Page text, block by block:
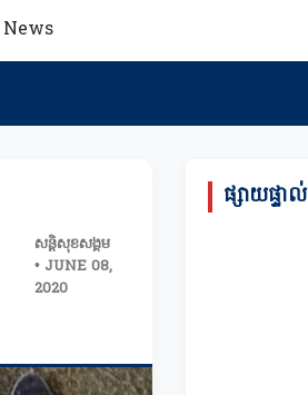
សន្តិសុខសង្គម
• JUNE 08,
2020
ផ្សាយផ្ទាល់